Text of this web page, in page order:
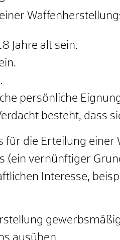
Jahre alt sein.
persönliche
besteht, dass
für die Erteilung einer
(ein vernünftiger
Interesse,